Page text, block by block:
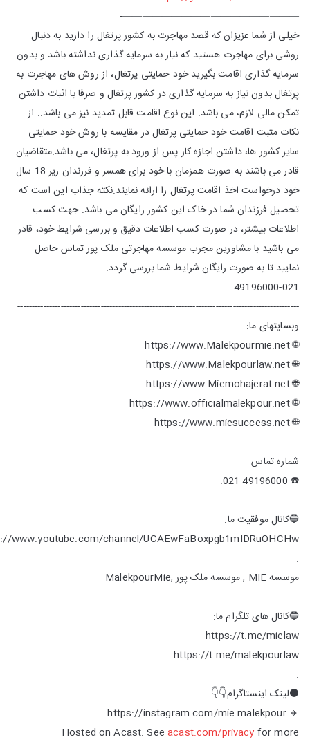
——————————————————-
خیلی از شما عزیزان که قصد مهاجرت به کشور پرتغال را دارید به دنبال
روشی برای مهاجرت هستید که نیاز به سرمایه گذاری نداشته باشد و بدون
سرمایه گذاری اقامت بگیرید.خود حمایتی پرتغال، از روش های مهاجرت به
پرتغال بدون نیاز به سرمایه گذاری در کشور پرتغال و صرفا با اثبات داشتن
تمکن مالی لازم، می باشد. این نوع اقامت قابل تمدید نیز می باشد.. از
نکات مثبت اقامت خود حمایتی پرتغال در مقایسه با روش خود حمایتی
سایر کشور ها، داشتن اجازه کار پس از ورود به پرتغال، می باشد.متقاضیان
قادر می باشند به صورت همزمان با خود برای همسر و فرزندان زیر 18 سال
خود درخواست اخذ اقامت پرتغال را ارائه نمایند.نکته جذاب این است که
تحصیل فرزندان شما در خاک این کشور رایگان می باشد. جهت کسب
اطلاعات بیشتر، در صورت کسب اطلاعات دقیق و بررسی شرایط خود، قادر
می باشید با مشاورین مجرب موسسه مهاجرتی ملک پور تماس حاصل
نمایید تا به صورت رایگان شرایط شما بررسی گردد.
49196000-021
--------------------------------------------------------------------------------------------------
وبسایتهای ما:
🌐 https://www.Malekpourmie.net
🌐 https://www.Malekpourlaw.net
🌐 https://www.Miemohajerat.net
🌐 https://www.officialmalekpour.net
🌐 https://www.miesuccess.net
.
شماره تماس
☎️ 021-49196000.
🔵کانال موفقیت ما:
www.youtube.com/channel/UCAEwFaBoxpgb1mIDRuOHCHw
.
موسسه MIE , موسسه ملک پور ,MalekpourMie
🔵کانال های تلگرام ما:
https://t.me/mielaw
https://t.me/malekpourlaw
.
⚫️لینک اینستاگرام👇👇
🔸 https://instagram.com/mie.malekpour
Hosted on Acast. Seeacast.com/privacy for more